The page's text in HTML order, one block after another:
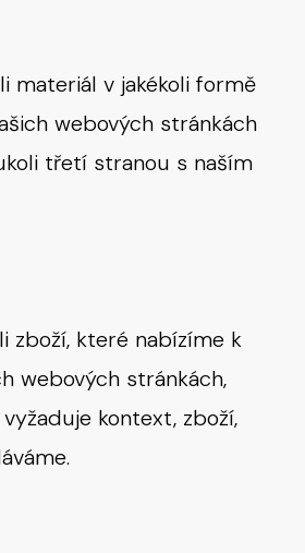
materiál v jakékoli formě
webových stránkách
třetí stranou s naším
zboží, které nabízíme k
webových stránkách,
kontext, zboží,